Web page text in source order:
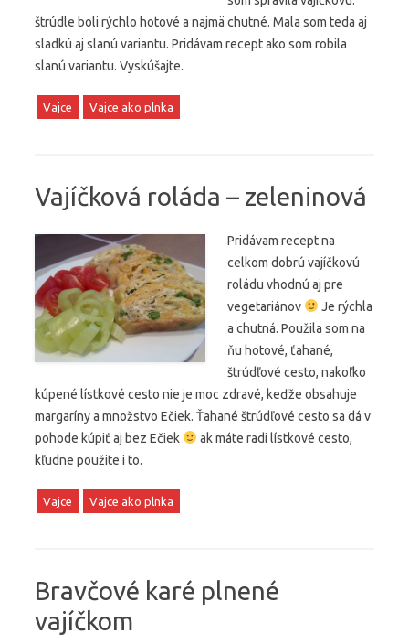
štrúdle boli rýchlo hotové a najmä chutné. Mala som teda aj
sladkú aj slanú variantu. Pridávam recept ako som robila
slanú variantu. Vyskúšajte.
Vajce Vajce ako plnka
Vajíčková roláda – zeleninová
Pridávam recept na
celkom dobrú vajíčkovú
roládu vhodnú aj pre
vegetariánov
Je rýchla
a chutná. Použila som na
ňu hotové, ťahané,
štrúdľové cesto, nakoľko
kúpené lístkové cesto nie je moc zdravé, keďže obsahuje
margaríny a množstvo Ečiek. Ťahané štrúdľové cesto sa dá v
pohode kúpiť aj bez Ečiek
ak máte radi lístkové cesto,
kľudne použite i to.
Vajce Vajce ako plnka
Bravčové karé plnené
vajíčkom